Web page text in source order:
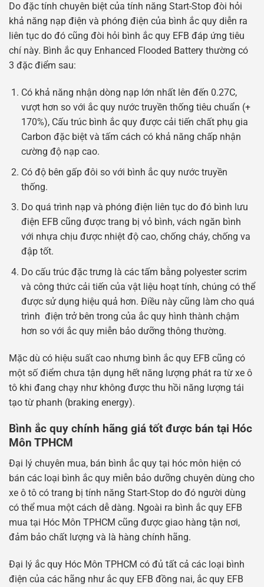
Do đặc tính chuyên biệt của tính năng Start-Stop đòi hỏi
khả năng nạp điện và phóng điện của bình ắc quy diễn ra
liên tục do đó cũng đòi hỏi bình ắc quy EFB đáp ứng tiêu
chí này. Bình ắc quy Enhanced Flooded Battery thường có
3 đặc điểm sau:
Có khả năng nhận dòng nạp lớn nhất lên đến 0.27C,
vượt hơn so với ắc quy nước truyền thống tiêu chuẩn (+
170%), Cấu trúc bình ắc quy được cải tiến chất phụ gia
Carbon đặc biệt và tấm cách có khả năng chấp nhận
cường độ nạp cao.
Có độ bên gấp đôi so với bình ắc quy nước truyền
thống.
Do quá trình nạp và phóng điện liên tục do đó bình lưu
điện EFB cũng được trang bị vỏ bình, vách ngăn bình
với nhựa chịu được nhiệt độ cao, chống cháy, chống va
đập tốt.
Do cấu trúc đặc trưng là các tấm bằng polyester scrim
và công thức cải tiến của vật liệu hoạt tính, chúng có thể
được sử dụng hiệu quả hơn. Điều này cũng làm cho quá
trình điện trở bên trong của ắc quy hình thành chậm
hơn so với ắc quy miễn bảo dưỡng thông thường.
Mặc dù có hiệu suất cao nhưng bình ắc quy EFB cũng có
một số điểm chưa tận dụng hết năng lượng phát ra từ xe ô
tô khi đang chạy như không được thu hồi năng lượng tái
tạo từ phanh (braking energy).
Bình ắc quy chính hãng giá tốt được bán tại Hóc
Môn TPHCM
Đại lý chuyên mua, bán bình ắc quy tại hóc môn hiện có
bán các loại bình ắc quy miễn bảo dưỡng chuyên dùng cho
xe ô tô có trang bị tính năng Start-Stop do đó người dùng
có thể mua một cách dễ dàng. Ngoài ra bình ắc quy EFB
mua tại Hóc Môn TPHCM cũng được giao hàng tận nơi,
đảm bảo chất lượng và là hàng chính hãng.
Đại lý ắc quy Hóc Môn TPHCM có đủ tất cả các loại bình
điện của các hãng như ắc quy EFB đồng nai, ắc quy EFB